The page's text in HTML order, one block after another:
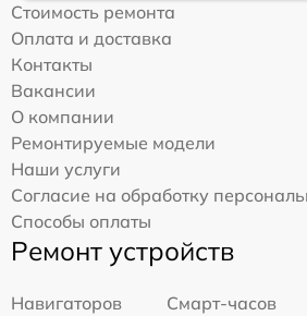
Стоимость ремонта
Оплата и доставка
Контакты
Вакансии
О компании
Ремонтируемые модели
Наши услуги
Согласие на обработку
Способы оплаты
Ремонт устройств
Навигаторов
Смарт-часов